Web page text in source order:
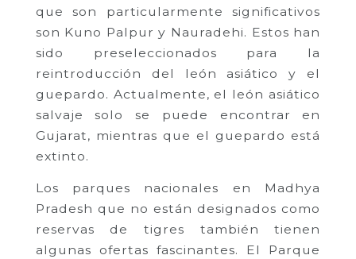
que son particularmente significativos
son Kuno Palpur y Nauradehi. Estos han
sido preseleccionados para la
reintroducción del león asiático y el
guepardo. Actualmente, el león asiático
salvaje solo se puede encontrar en
Gujarat, mientras que el guepardo está
extinto.
Los parques nacionales en Madhya
Pradesh que no están designados como
reservas de tigres también tienen
algunas ofertas fascinantes. El Parque